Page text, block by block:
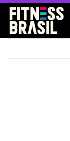
Skip
content